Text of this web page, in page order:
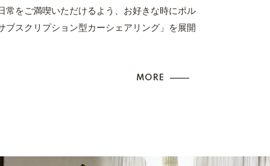
常をご満喫いただけるよう、お好きな時にポル
ブスクリプション型カーシェアリング」を展開
MORE